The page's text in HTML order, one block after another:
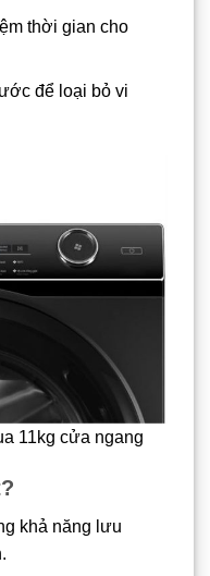
thời gian cho
để loại bỏ vi
11kg cửa ngang
khả năng lưu